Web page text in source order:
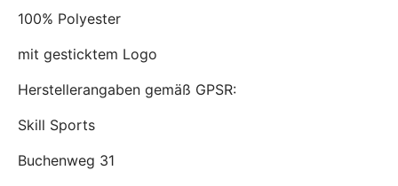
100% Polyester
mit gesticktem Logo
Herstellerangaben gemäß GPSR:
Skill Sports
Buchenweg 31